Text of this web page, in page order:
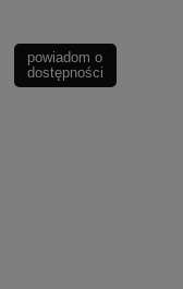
powiadom o
dostępności